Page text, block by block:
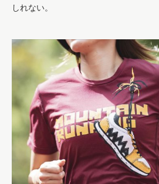
しれない。